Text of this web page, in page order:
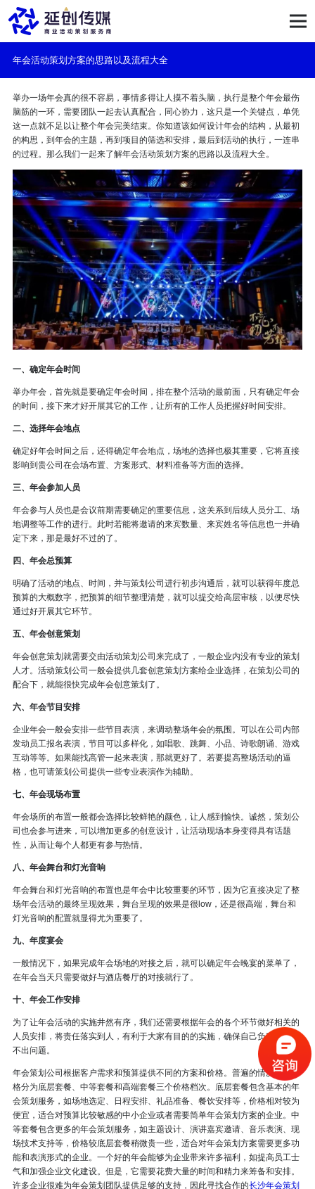
年会活动策划方案的思路以及流程大全
举办一场年会真的很不容易，事情多得让人摸不着头脑，执行是整个年会最伤
脑筋的一环，需要团队一起去认真配合，同心协力，这只是一个关键点，单凭
这一点就不足以让整个年会完美结束。你知道该如何设计年会的结构，从最初
的构思，到年会的主题，再到项目的筛选和安排，最后到活动的执行，一连串
的过程。那么我们一起来了解年会活动策划方案的思路以及流程大全。
一、确定年会时间
举办年会，首先就是要确定年会时间，排在整个活动的最前面，只有确定年会
的时间，接下来才好开展其它的工作，让所有的工作人员把握好时间安排。
二、选择年会地点
确定好年会时间之后，还得确定年会地点，场地的选择也极其重要，它将直接
影响到贵公司在会场布置、方案形式、材料准备等方面的选择。
三、年会参加人员
年会参与人员也是会议前期需要确定的重要信息，这关系到后续人员分工、场
地调整等工作的进行。此时若能将邀请的来宾数量、来宾姓名等信息也一并确
定下来，那是最好不过的了。
四、年会总预算
明确了活动的地点、时间，并与策划公司进行初步沟通后，就可以获得年度总
预算的大概数字，把预算的细节整理清楚，就可以提交给高层审核，以便尽快
通过好开展其它环节。
五、年会创意策划
年会创意策划就需要交由活动策划公司来完成了，一般企业内没有专业的策划
人才。活动策划公司一般会提供几套创意策划方案给企业选择，在策划公司的
配合下，就能很快完成年会创意策划了。
六、年会节目安排
企业年会一般会安排一些节目表演，来调动整场年会的氛围。可以在公司内部
发动员工报名表演，节目可以多样化，如唱歌、跳舞、小品、诗歌朗诵、游戏
互动等等。如果能找高管一起来表演，那就更好了。若要提高整场活动的逼
格，也可请策划公司提供一些专业表演作为辅助。
七、年会现场布置
年会场所的布置一般都会选择比较鲜艳的颜色，让人感到愉快。诚然，策划公
司也会参与进来，可以增加更多的创意设计，让活动现场本身变得具有话题
性，从而让每个人都更有参与热情。
八、年会舞台和灯光音响
年会舞台和灯光音响的布置也是年会中比较重要的环节，因为它直接决定了整
场年会活动的最终呈现效果，舞台呈现的效果是很low，还是很高端，舞台和
灯光音响的配置就显得尤为重要了。
九、年度宴会
一般情况下，如果完成年会场地的对接之后，就可以确定年会晚宴的菜单了，
在年会当天只需要做好与酒店餐厅的对接就行了。
十、年会工作安排
为了让年会活动的实施井然有序，我们还需要根据年会的各个环节做好相关的
人员安排，将责任落实到人，有利于大家有目的的实施，确保自己负责的环节
不出问题。
年会策划公司根据客户需求和预算提供不同的方案和价格。普遍的情况下，价
格分为底层套餐、中等套餐和高端套餐三个价格档次。底层套餐包含基本的年
会策划服务，如场地选定、日程安排、礼品准备、餐饮安排等，价格相对较为
便宜，适合对预算比较敏感的中小企业或者需要简单年会策划方案的企业。中
等套餐包含更多的年会策划服务，如主题设计、演讲嘉宾邀请、音乐表演、现
场技术支持等，价格较底层套餐稍微贵一些，适合对年会策划方案需要更多功
能和表演形式的企业。一个好的年会能够为企业带来许多福利，如提高员工士
气和加强企业文化建设。但是，它需要花费大量的时间和精力来筹备和安排。
许多企业很难为年会策划团队提供足够的支持，因此寻找合作的长沙年会策划